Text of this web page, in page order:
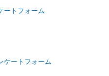
ートフォーム
ケートフォーム